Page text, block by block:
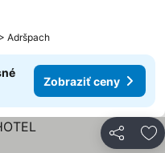
Adršpach
Zobraziť ceny
Zdieľať